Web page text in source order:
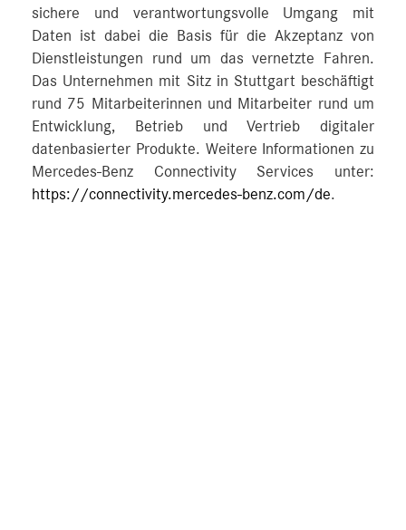
sichere und verantwortungsvolle Umgang mit
Daten ist dabei die Basis für die Akzeptanz von
Dienstleistungen rund um das vernetzte Fahren.
Das Unternehmen mit Sitz in Stuttgart beschäftigt
rund 75 Mitarbeiterinnen und Mitarbeiter rund um
Entwicklung, Betrieb und Vertrieb digitaler
datenbasierter Produkte. Weitere Informationen zu
Mercedes-Benz Connectivity Services unter:
https://connectivity.mercedes-benz.com/de.